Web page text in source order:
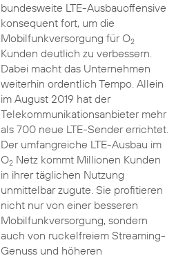
bundesweite LTE-Ausbauoffensive
konsequent fort, um die
Mobilfunkversorgung für O2
Kunden deutlich zu verbessern.
Dabei macht das Unternehmen
weiterhin ordentlich Tempo. Allein
im August 2019 hat der
Telekommunikationsanbieter mehr
als 700 neue LTE-Sender errichtet.
Der umfangreiche LTE-Ausbau im
O2Netz kommt Millionen Kunden
in ihrer täglichen Nutzung
unmittelbar zugute. Sie profitieren
nicht nur von einer besseren
Mobilfunkversorgung, sondern
auch von ruckelfreiem Streaming-
Genuss und höheren